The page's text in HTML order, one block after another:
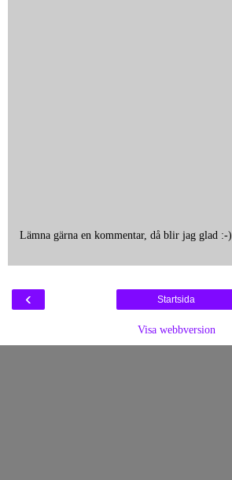
Lämna gärna en kommentar, då blir jag glad :-)
‹ Startsida
Visa webbversion